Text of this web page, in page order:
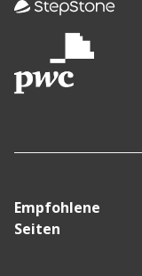
Empfohlene
Seiten